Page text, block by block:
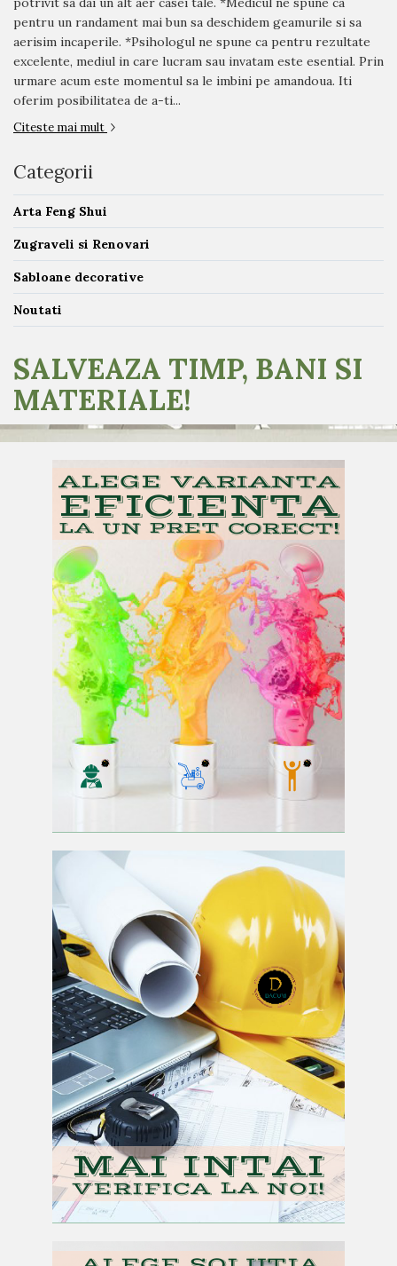
pentru un randament mai bun sa deschidem geamurile si sa
aerisim incaperile. *Psihologul ne spune ca pentru rezultate
excelente, mediul in care lucram sau invatam este esential. Prin
urmare acum este momentul sa le imbini pe amandoua. Iti
oferim posibilitatea de a-ti...
Citeste mai mult
Categorii
Arta Feng Shui
Zugraveli si Renovari
Sabloane decorative
Noutati
SALVEAZA TIMP, BANI SI
MATERIALE!